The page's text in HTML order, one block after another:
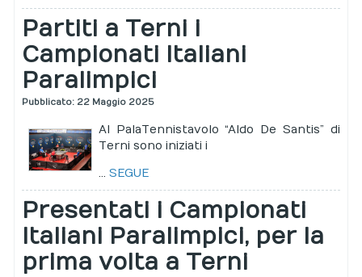
Calendario
Portale risultati
Partiti a Terni i
Campionati Italiani
Paralimpici
Pubblicato: 22 Maggio 2025
Al PalaTennistavolo “Aldo De Santis” di
Terni sono iniziati i
...SEGUE
Presentati i Campionati
Italiani Paralimpici, per la
prima volta a Terni